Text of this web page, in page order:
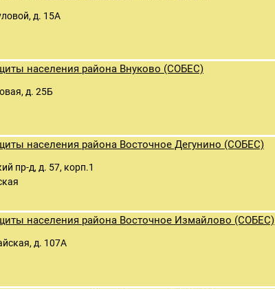
д. 15А
населения района Внуково (СОБЕС)
д. 25Б
населения района Восточное Дегунино (СОБЕС)
пр-д, д. 57, корп.1
населения района Восточное Измайлово (СОБЕС)
д. 107А